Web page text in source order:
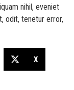
nihil, eveniet
odit, tenetur error,
X